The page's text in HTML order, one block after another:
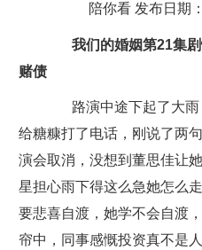
陪你看 发布日期
我们的婚姻第21集剧
赌债
路演中途下起了大雨
给糖糠打了电话，刚说了两
演会取消，没想到董思佳让
星担心雨下得这么急她怎么
要悲喜自渡，她学不会自渡
帘中，同事感慨投资真不是